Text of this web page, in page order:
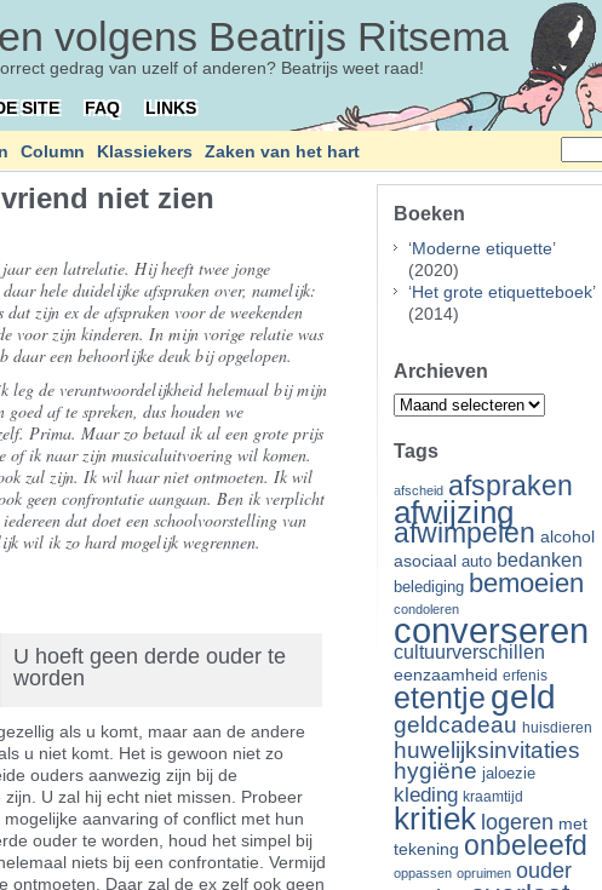
volgens Beatrijs Ritsema
gedrag van uzelf of anderen? Beatrijs weet raad!
SITE FAQ LINKS
naar:
Column Klassiekers Zaken van het hart
niet zien
een latrelatie. Hij heeft twee jonge
hele duidelijke afspraken over, namelijk:
zijn ex de afspraken voor de weekenden
voor zijn kinderen. In mijn vorige relatie was
daar een behoorlijke deuk bij opgelopen.
leg de verantwoordelijkheid helemaal bij mijn
af te spreken, dus houden we
Prima. Maar zo betaal ik al een grote prijs
of ik naar zijn musicaluitvoering wil komen.
zal zijn. Ik wil haar niet ontmoeten. Ik wil
geen confrontatie aangaan. Ben ik verplicht
dat doet een schoolvoorstelling van
wil ik zo hard mogelijk wegrennen.
U hoeft geen derde ouder te
worden
als u komt, maar aan de andere
u niet komt. Het is gewoon niet zo
ouders aanwezig zijn bij de
U zal hij echt niet missen. Probeer
aanvaring of conflict met hun
ouder te worden, houd het simpel bij
niets bij een confrontatie. Vermijd
ontmoeten. Daar zal de ex zelf ook geen
Boeken
‘Moderne etiquette’
(2020)
‘Het grote etiquetteboek’
(2014)
Archieven
Archieven
Tags
afscheid afspraken
afwijzing
afwimpelen alcohol
asociaal auto bedanken
belediging bemoeien
condoleren
converseren
cultuurverschillen
eenzaamheid erfenis
etentje geld
geldcadeau huisdieren
huwelijksinvitaties
hygiëne jaloezie
kleding kraamtijd
kritiek logeren met
tekening onbeleefd
oppassen opruimen ouder